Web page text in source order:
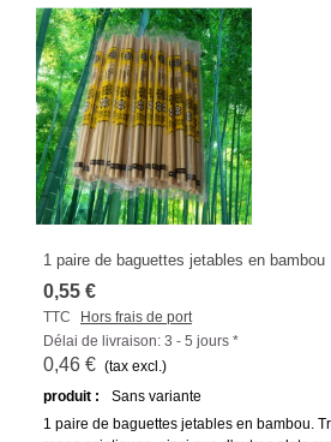
1 paire de baguettes jetables en bambou
0,55 €
TTC
Hors frais de port
Délai de livraison: 3 - 5 jours *
0,46 € (tax excl.)
produit :
Sans variante
1 paire de baguettes jetables en bambou.